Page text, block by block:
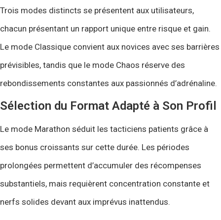
Trois modes distincts se présentent aux utilisateurs,
chacun présentant un rapport unique entre risque et gain.
Le mode Classique convient aux novices avec ses barrières
prévisibles, tandis que le mode Chaos réserve des
rebondissements constantes aux passionnés d’adrénaline.
Sélection du Format Adapté à Son Profil
Le mode Marathon séduit les tacticiens patients grâce à
ses bonus croissants sur cette durée. Les périodes
prolongées permettent d’accumuler des récompenses
substantiels, mais requièrent concentration constante et
nerfs solides devant aux imprévus inattendus.